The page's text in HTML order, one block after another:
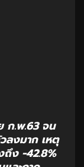
ก.พ.63 จน
ลงมาก เหตุ
ง -42.8%